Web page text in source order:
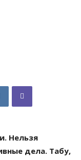
Нельзя
дела. Табу,